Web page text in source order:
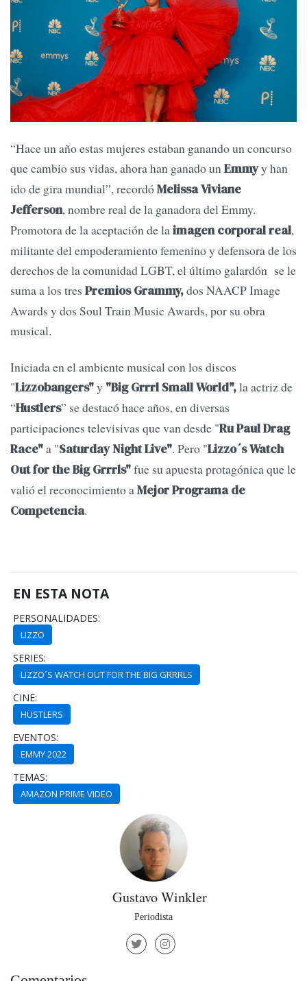
“Hace un año estas mujeres estaban ganando un concurso
que cambio sus vidas, ahora han ganado unEmmyy han
ido de gira mundial”, recordóMelissa Viviane
Jefferson, nombre real de la ganadora del Emmy.
Promotora de la aceptación de laimagen corporal real,
militante del empoderamiento femenino y defensora de los
derechos de la comunidad LGBT, el último galardón se le
suma a los tres Premios Grammy,dos NAACP Image
Awards y dos Soul Train Music Awards, por su obra
musical.
Iniciada en el ambiente musical con los discos
"Lizzobangers"y "Big Grrrl Small World",la actriz de
“Hustlers” se destacó hace años, en diversas
participaciones televisivas que van desde "Ru Paul Drag
Race"a "Saturday Night Live". Pero "Lizzo´s Watch
Out for the Big Grrrls"fue su apuesta protagónica que le
valió el reconocimiento aMejor Programa de
Competencia.
EN ESTA NOTA
PERSONALIDADES:
LIZZO
SERIES:
LIZZO´S WATCH OUT FOR THE BIG GRRRLS
CINE:
HUSTLERS
EVENTOS:
EMMY 2022
TEMAS:
AMAZON PRIME VIDEO
Gustavo Winkler
Periodista